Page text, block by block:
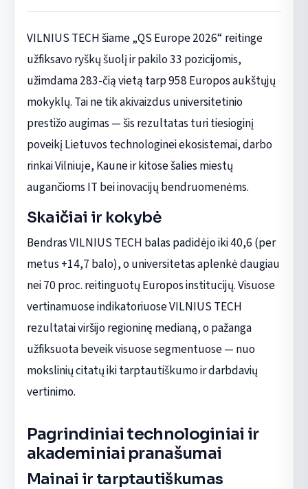
VILNIUS TECH šiame „QS Europe 2026“ reitinge
užfiksavo ryškų šuolį ir pakilo 33 pozicijomis,
užimdama 283-čią vietą tarp 958 Europos aukštųjų
mokyklų. Tai ne tik akivaizdus universitetinio
prestižo augimas — šis rezultatas turi tiesioginį
poveikį Lietuvos technologinei ekosistemai, darbo
rinkai Vilniuje, Kaune ir kitose šalies miestų
augančioms IT bei inovacijų bendruomenėms.
Skaičiai ir kokybė
Bendras VILNIUS TECH balas padidėjo iki 40,6 (per
metus +14,7 balo), o universitetas aplenkė daugiau
nei 70 proc. reitinguotų Europos institucijų. Visuose
vertinamuose indikatoriuose VILNIUS TECH
rezultatai viršijo regioninę medianą, o pažanga
užfiksuota beveik visuose segmentuose — nuo
mokslinių citatų iki tarptautiškumo ir darbdavių
vertinimo.
Pagrindiniai technologiniai ir
akademiniai pranašumai
Mainai ir tarptautiškumas